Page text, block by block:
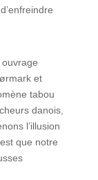
et
tabou
danois,
l’illusion
que notre